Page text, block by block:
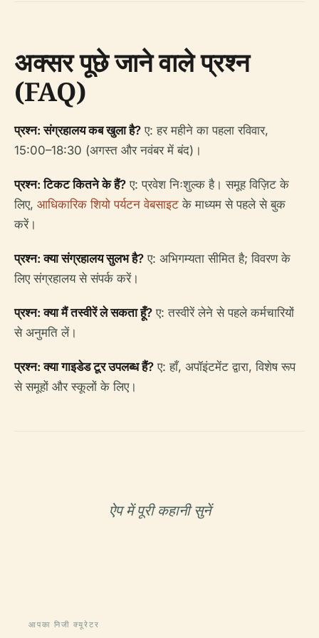
अक्सर पूछे जाने वाले प्रश्न
(FAQ)
प्रश्न: संग्रहालय कब खुला है? ए: हर महीने का पहला रविवार,
15:00–18:30 (अगस्त और नवंबर में बंद)।
प्रश्न: टिकट कितने के हैं? ए: प्रवेश निःशुल्क है। समूह विज़िट के
लिए, आधिकारिक शियो पर्यटन वेबसाइट के माध्यम से पहले से बुक
करें।
प्रश्न: क्या संग्रहालय सुलभ है? ए: अभिगम्यता सीमित है; विवरण के
लिए संग्रहालय से संपर्क करें।
प्रश्न: क्या मैं तस्वीरें ले सकता हूँ? ए: तस्वीरें लेने से पहले कर्मचारियों
से अनुमति लें।
प्रश्न: क्या गाइडेड टूर उपलब्ध हैं? ए: हाँ, अपॉइंटमेंट द्वारा, विशेष रूप
से समूहों और स्कूलों के लिए।
ऐप में पूरी कहानी सुनें
आपका निजी क्यूरेटर